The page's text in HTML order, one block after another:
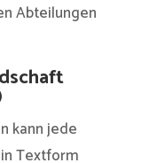
Abteilungen
kann jede
Textform